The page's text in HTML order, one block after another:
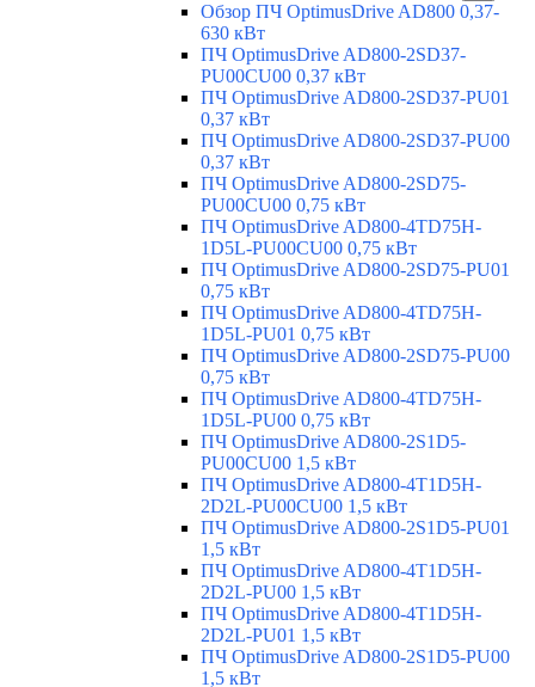
Обзор ПЧ OptimusDrive AD800 0,37-
630 кВт
ПЧ OptimusDrive AD800-2SD37-
PU00CU00 0,37 кВт
ПЧ OptimusDrive AD800-2SD37-PU01
0,37 кВт
ПЧ OptimusDrive AD800-2SD37-PU00
0,37 кВт
ПЧ OptimusDrive AD800-2SD75-
PU00CU00 0,75 кВт
ПЧ OptimusDrive AD800-4TD75H-
1D5L-PU00CU00 0,75 кВт
ПЧ OptimusDrive AD800-2SD75-PU01
0,75 кВт
ПЧ OptimusDrive AD800-4TD75H-
1D5L-PU01 0,75 кВт
ПЧ OptimusDrive AD800-2SD75-PU00
0,75 кВт
ПЧ OptimusDrive AD800-4TD75H-
1D5L-PU00 0,75 кВт
ПЧ OptimusDrive AD800-2S1D5-
PU00CU00 1,5 кВт
ПЧ OptimusDrive AD800-4T1D5H-
2D2L-PU00CU00 1,5 кВт
ПЧ OptimusDrive AD800-2S1D5-PU01
1,5 кВт
ПЧ OptimusDrive AD800-4T1D5H-
2D2L-PU00 1,5 кВт
ПЧ OptimusDrive AD800-4T1D5H-
2D2L-PU01 1,5 кВт
ПЧ OptimusDrive AD800-2S1D5-PU00
1,5 кВт